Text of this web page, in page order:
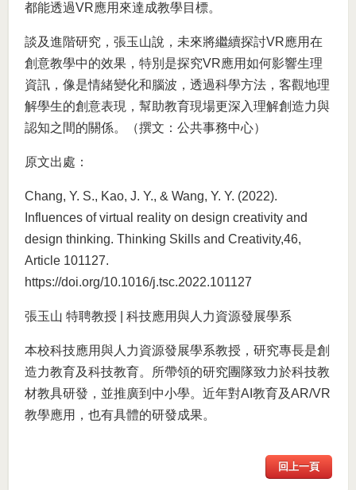
都能透過VR應用來達成教學目標。
談及進階研究，張玉山說，未來將繼續探討VR應用在
創意教學中的效果，特別是探究VR應用如何影響生理
資訊，像是情緒變化和腦波，透過科學方法，客觀地理
解學生的創意表現，幫助教育現場更深入理解創造力與
認知之間的關係。（撰文：公共事務中心）
原文出處：
Chang, Y. S., Kao, J. Y., & Wang, Y. Y. (2022).
Influences of virtual reality on design creativity and
design thinking. Thinking Skills and Creativity,46,
Article 101127.
https://doi.org/10.1016/j.tsc.2022.101127
張玉山 特聘教授 | 科技應用與人力資源發展學系
本校科技應用與人力資源發展學系教授，研究專長是創
造力教育及科技教育。所帶領的研究團隊致力於科技教
材教具研發，並推廣到中小學。近年對AI教育及AR/VR
教學應用，也有具體的研發成果。
回上一頁